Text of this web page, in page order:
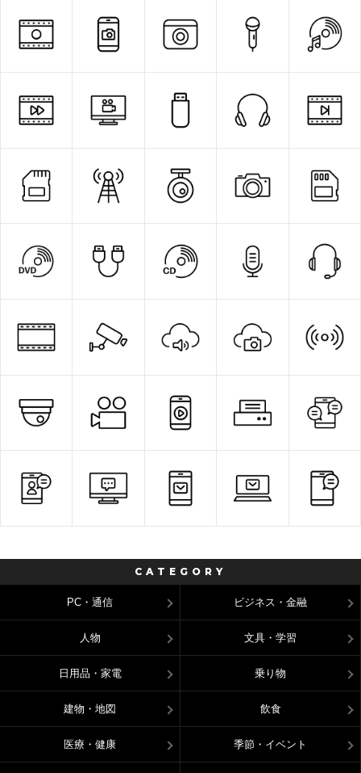
CATEGORY
PC・通信 ビジネス・金融
人物 文具・学習
日用品・家電 乗り物
建物・地図 飲食
医療・健康 季節・イベント